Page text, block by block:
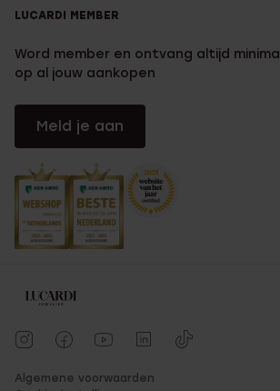
LUCARDI MEMBER
Word member en ontvang altijd
op al jouw aankopen
Meld je aan
Algemene voorwaarden